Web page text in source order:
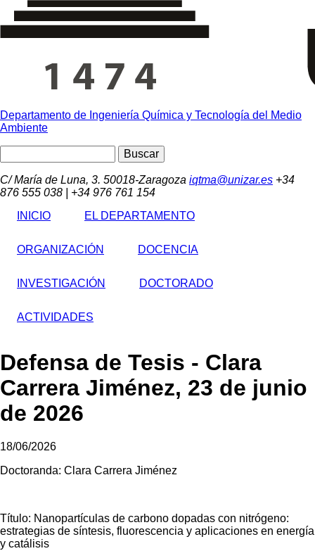
Departamento de Ingeniería Química y Tecnología del Medio
Ambiente
C/ María de Luna, 3. 50018-Zaragoza iqtma@unizar.es +34
876 555 038 | +34 976 761 154
INICIO
EL DEPARTAMENTO
ORGANIZACIÓN DOCENCIA
INVESTIGACIÓN DOCTORADO
ACTIVIDADES
Defensa de Tesis - Clara
Carrera Jiménez, 23 de junio
de 2026
18/06/2026
Doctoranda: Clara Carrera Jiménez
Título: Nanopartículas de carbono dopadas con nitrógeno:
estrategias de síntesis, fluorescencia y aplicaciones en energía
y catálisis